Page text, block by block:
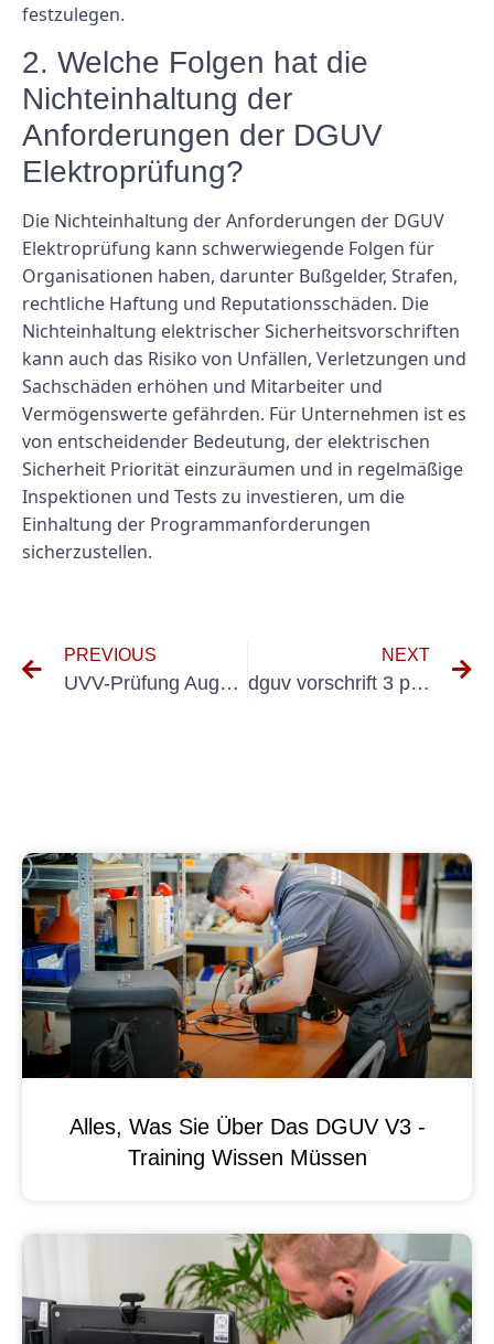
festzulegen.
2. Welche Folgen hat die
Nichteinhaltung der
Anforderungen der DGUV
Elektroprüfung?
Die Nichteinhaltung der Anforderungen der DGUV
Elektroprüfung kann schwerwiegende Folgen für
Organisationen haben, darunter Bußgelder, Strafen,
rechtliche Haftung und Reputationsschäden. Die
Nichteinhaltung elektrischer Sicherheitsvorschriften
kann auch das Risiko von Unfällen, Verletzungen und
Sachschäden erhöhen und Mitarbeiter und
Vermögenswerte gefährden. Für Unternehmen ist es
von entscheidender Bedeutung, der elektrischen
Sicherheit Priorität einzuräumen und in regelmäßige
Inspektionen und Tests zu investieren, um die
Einhaltung der Programmanforderungen
sicherzustellen.
PREVIOUS
UVV-Prüfung Augsburg
NEXT
dguv vorschrift 3 prüfintervall
Alles, Was Sie Über Das DGUV V3 -
Training Wissen Müssen